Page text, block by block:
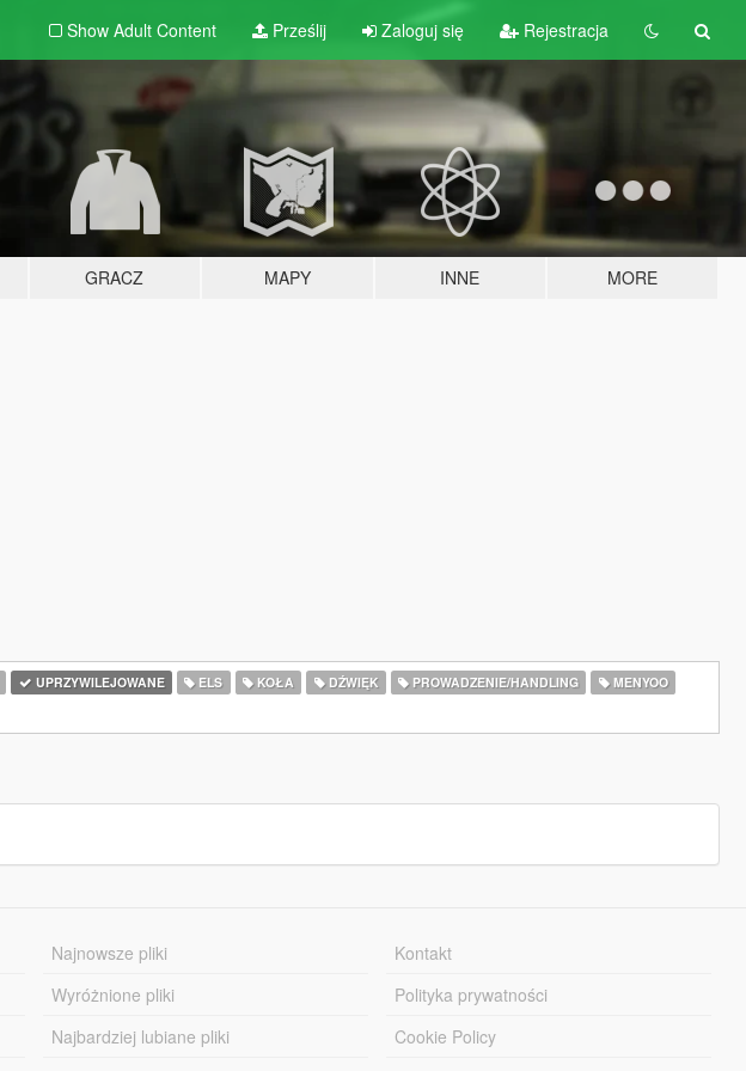
Show Adult Content Prześlij Zaloguj się Rejestracja
GRACZ MAPY INNE MORE
UPRZYWILEJOWANE ELS KOŁA DŹWIĘK PROWADZENIE/HANDLING
MENYOO
Najnowsze pliki
Wyróżnione pliki
Najbardziej lubiane pliki
Kontakt
Polityka prywatności
Cookie Policy